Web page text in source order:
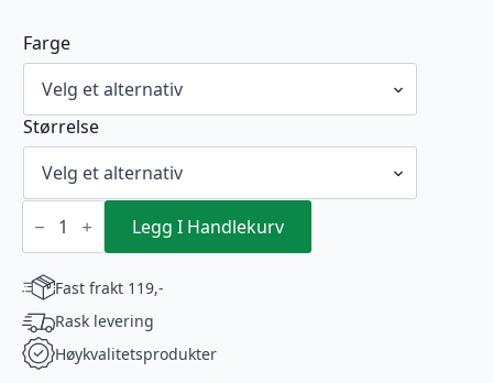
Farge
Størrelse
VOE
Body
fett
transtransplantasjon-
over
knee
(3104)
antall
Legg I Handlekurv
Fast frakt 119,-
Rask levering
Høykvalitetsprodukter